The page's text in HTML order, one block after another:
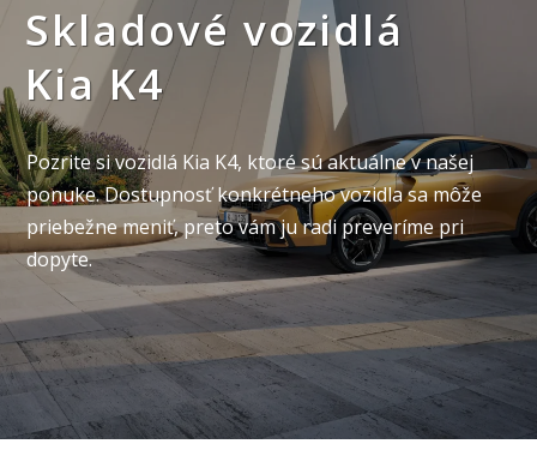
Skladové vozidlá
Kia K4
Pozrite si vozidlá Kia K4, ktoré sú aktuálne v našej
ponuke. Dostupnosť konkrétneho vozidla sa môže
priebežne meniť, preto vám ju radi preveríme pri
dopyte.